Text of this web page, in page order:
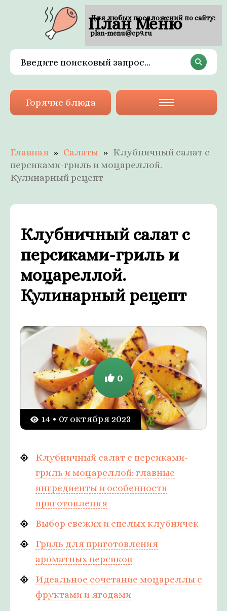
План Меню
Горячие блюда
Главная Салаты
Клубничный салат с
персиками-гриль и моцареллой.
Кулинарный рецепт
Клубничный салат с
персиками-гриль и
моцареллой.
Кулинарный рецепт
14 • 07 октября 2023
0
Клубничный салат с персиками-
гриль и моцареллой: главные
ингредиенты и особенности
приготовления
Выбор свежих и спелых клубничек
Гриль для приготовления
ароматных персиков
Идеальное сочетание моцареллы с
фруктами и ягодами
Для любых предложений по сайту:
plan-menu@cp9.ru